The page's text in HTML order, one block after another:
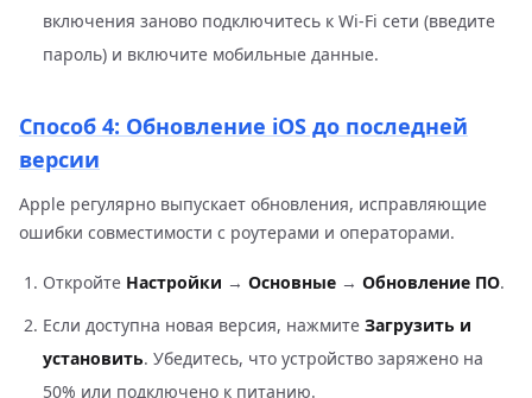
включения заново подключитесь к Wi-Fi сети (введите
пароль) и включите мобильные данные.
Способ 4: Обновление iOS до последней
версии
Apple регулярно выпускает обновления, исправляющие
ошибки совместимости с роутерами и операторами.
Откройте Настройки → Основные → Обновление ПО.
Если доступна новая версия, нажмите Загрузить и
установить. Убедитесь, что устройство заряжено на
50% или подключено к питанию.